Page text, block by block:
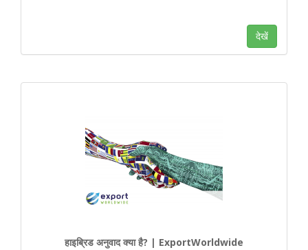
देखें
हाइब्रिड अनुवाद क्या है? | ExportWorldwide